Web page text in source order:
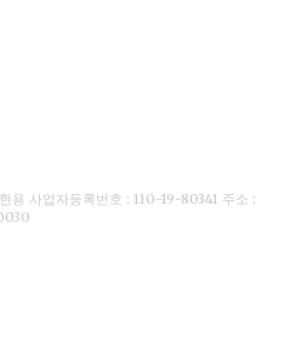
용 사업자등록번호 : 110-19-80341 주소 :